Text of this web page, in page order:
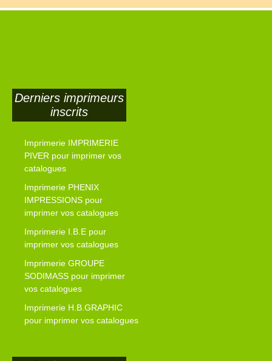
Derniers imprimeurs
inscrits
Imprimerie IMPRIMERIE
PIVER pour imprimer vos
catalogues
Imprimerie PHENIX
IMPRESSIONS pour
imprimer vos catalogues
Imprimerie I.B.E pour
imprimer vos catalogues
Imprimerie GROUPE
SODIMASS pour imprimer
vos catalogues
Imprimerie H.B.GRAPHIC
pour imprimer vos catalogues